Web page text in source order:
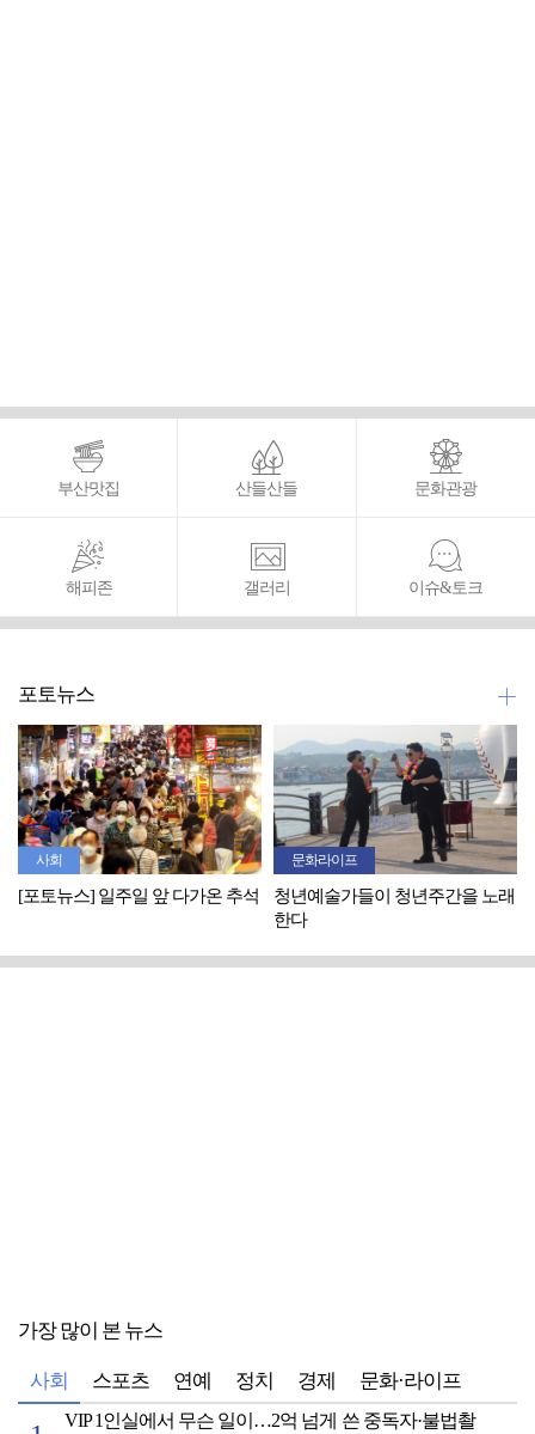
부산맛집 산들산들 문화관광
해피존 갤러리 이슈&토크
포토뉴스
사회
[포토뉴스] 일주일 앞 다가온 추석
문화라이프
청년예술가들이 청년주간을 노래
한다
가장 많이 본 뉴스
사회 스포츠 연예 정치 경제 문화·라이프
VIP 1인실에서 무슨 일이…2억 넘게 쓴 중독자·불법촬